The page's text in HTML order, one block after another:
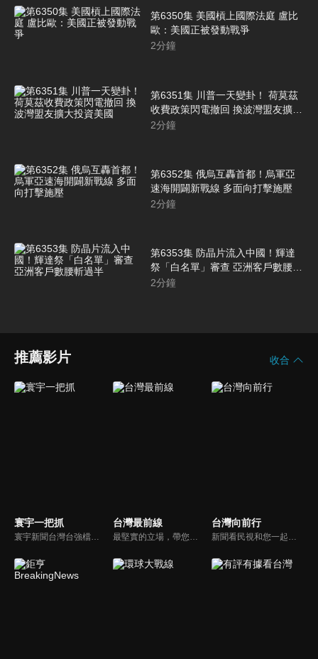
第6350集 美國槓上國際法庭 盧比
歐：美國正被發動戰爭
2分鐘
第6351集 川普一天變卦！ 荷莫茲
收費政策閃電撤回 換波灣盟友擴大
投資美國
2分鐘
第6352集 俄烏互轟首都！烏軍亞
速海開闢新戰線 多面向打擊施壓
2分鐘
第6353集 防晶片流入中國！輝達
祭「白名單」審查 亞洲客戶數腰斬
過半
2分鐘
推薦影片 收合
寰宇一把抓 台灣最前線 台灣向前行